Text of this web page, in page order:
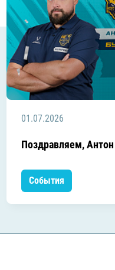
01.07.2026
Поздравляем,
События